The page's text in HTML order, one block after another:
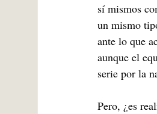
sí mismos
un mismo
ante lo que
aunque el
serie por la
Pero, ¿es